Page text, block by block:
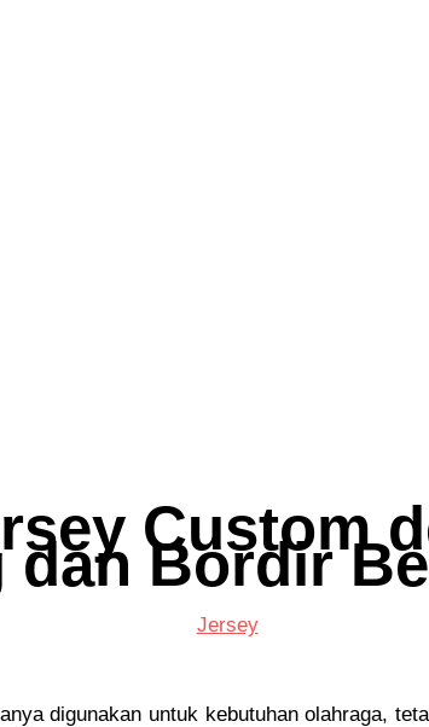
Custom
dan Bordir
Jersey
digunakan untuk kebutuhan olahraga,